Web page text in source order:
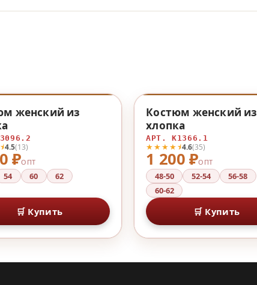
₽ОПТ
4.5(13)
женский из
54 60 62
🛒 Купить
1 200 ₽ОПТ
★★★★⯨4.6(35)
Костюм женский из
хлопка
АРТ. К1366.1
48-50 52-54
56-58
60-62
🛒 Купить